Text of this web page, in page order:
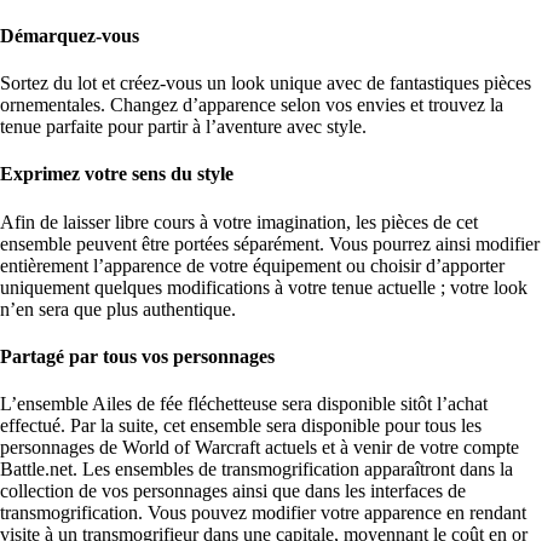
Démarquez-vous
Sortez du lot et créez-vous un look unique avec de fantastiques pièces
ornementales. Changez d’apparence selon vos envies et trouvez la
tenue parfaite pour partir à l’aventure avec style.
Exprimez votre sens du style
Afin de laisser libre cours à votre imagination, les pièces de cet
ensemble peuvent être portées séparément. Vous pourrez ainsi modifier
entièrement l’apparence de votre équipement ou choisir d’apporter
uniquement quelques modifications à votre tenue actuelle ; votre look
n’en sera que plus authentique.
Partagé par tous vos personnages
L’ensemble Ailes de fée fléchetteuse sera disponible sitôt l’achat
effectué. Par la suite, cet ensemble sera disponible pour tous les
personnages de World of Warcraft actuels et à venir de votre compte
Battle.net. Les ensembles de transmogrification apparaîtront dans la
collection de vos personnages ainsi que dans les interfaces de
transmogrification. Vous pouvez modifier votre apparence en rendant
visite à un transmogrifieur dans une capitale, moyennant le coût en or